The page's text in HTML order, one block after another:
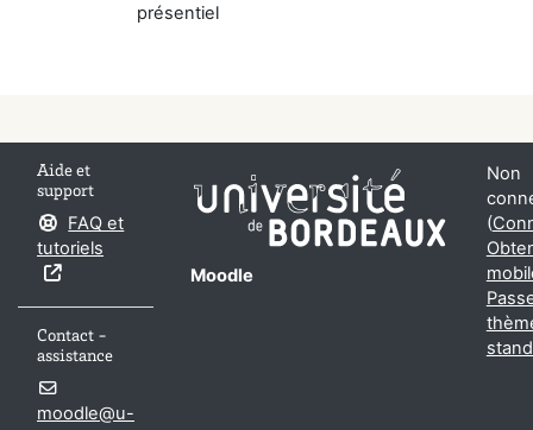
présentiel
Aide et
support
FAQ et
tutoriels
Contact -
assistance
moodle@u-
Moodle
Non
(